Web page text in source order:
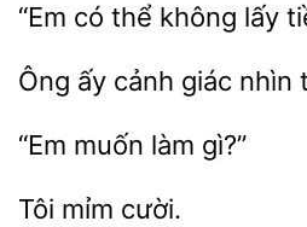
“Em lấy
Ông ấy giác
làm